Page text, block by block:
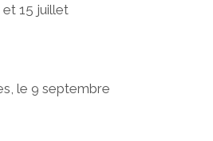
et 15 juillet
le 9 septembre